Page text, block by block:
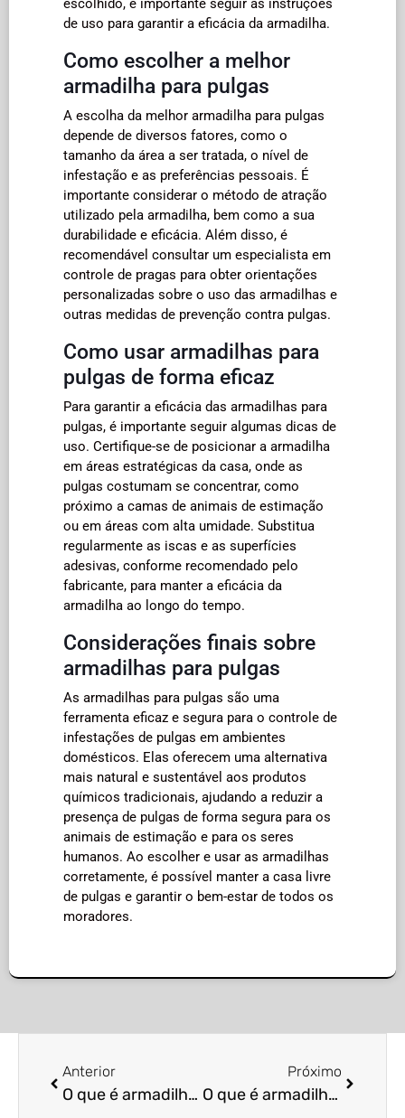
escolhido, é importante seguir as instruções
de uso para garantir a eficácia da armadilha.
Como escolher a melhor
armadilha para pulgas
A escolha da melhor armadilha para pulgas
depende de diversos fatores, como o
tamanho da área a ser tratada, o nível de
infestação e as preferências pessoais. É
importante considerar o método de atração
utilizado pela armadilha, bem como a sua
durabilidade e eficácia. Além disso, é
recomendável consultar um especialista em
controle de pragas para obter orientações
personalizadas sobre o uso das armadilhas e
outras medidas de prevenção contra pulgas.
Como usar armadilhas para
pulgas de forma eficaz
Para garantir a eficácia das armadilhas para
pulgas, é importante seguir algumas dicas de
uso. Certifique-se de posicionar a armadilha
em áreas estratégicas da casa, onde as
pulgas costumam se concentrar, como
próximo a camas de animais de estimação
ou em áreas com alta umidade. Substitua
regularmente as iscas e as superfícies
adesivas, conforme recomendado pelo
fabricante, para manter a eficácia da
armadilha ao longo do tempo.
Considerações finais sobre
armadilhas para pulgas
As armadilhas para pulgas são uma
ferramenta eficaz e segura para o controle de
infestações de pulgas em ambientes
domésticos. Elas oferecem uma alternativa
mais natural e sustentável aos produtos
químicos tradicionais, ajudando a reduzir a
presença de pulgas de forma segura para os
animais de estimação e para os seres
humanos. Ao escolher e usar as armadilhas
corretamente, é possível manter a casa livre
de pulgas e garantir o bem-estar de todos os
moradores.
Anterior
O que é armadilha para formigas?
Próximo
O que é armadilha para carrapatos?